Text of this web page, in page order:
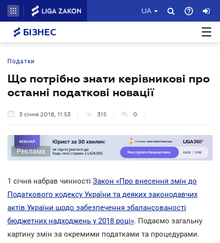
UA
БІЗНЕС
Податки
Що потрібно знати керівникові про
останні податкові новації
3 січня 2018, 11:53 315 0
Реклама
1 січня набрав чинності Закон «Про внесення змін до
Податкового кодексу України та деяких законодавчих
актів України щодо забезпечення збалансованості
бюджетних надходжень у 2018 році». Подаємо загальну
картину змін за окремими податками та процедурами.